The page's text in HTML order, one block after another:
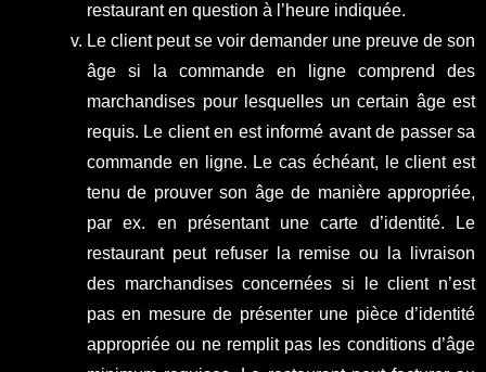
restaurant en question à l’heure indiquée.
Le client peut se voir demander une preuve de son
âge si la commande en ligne comprend des
marchandises pour lesquelles un certain âge est
requis. Le client en est informé avant de passer sa
commande en ligne. Le cas échéant, le client est
tenu de prouver son âge de manière appropriée,
par ex. en présentant une carte d’identité. Le
restaurant peut refuser la remise ou la livraison
des marchandises concernées si le client n’est
pas en mesure de présenter une pièce d’identité
appropriée ou ne remplit pas les conditions d’âge